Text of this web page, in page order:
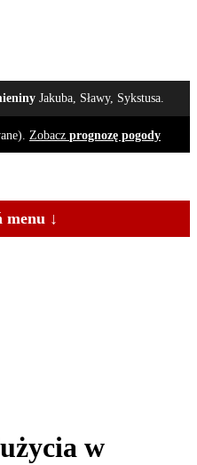
Jakuba, Sławy, Sykstusa.
Zobacz prognozę pogody
menu ↓
w